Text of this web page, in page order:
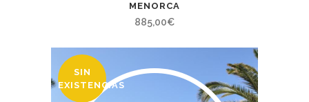
MENORCA
885,00€
SIN
EXISTENCIAS